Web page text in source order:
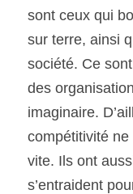
sont ceux qui
sur terre, ainsi
société. Ce
des
imaginaire.
compétitivité ne
vite. Ils ont
s’entraident